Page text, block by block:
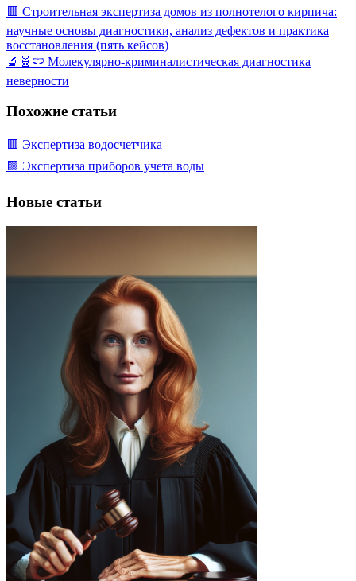
🟥 Строительная экспертиза домов из полнотелого кирпича:
научные основы диагностики, анализ дефектов и практика
восстановления (пять кейсов)
🔬🧬🩲 Молекулярно-криминалистическая диагностика
неверности
Похожие статьи
🟥 Экспертиза водосчетчика
🟩 Экспертиза приборов учета воды
Новые статьи